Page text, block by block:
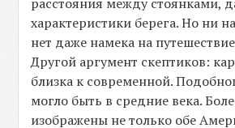
характеристики берега. Но ни
нет даже намека на
Другой аргумент скептиков:
близка к современной.
могло быть в средние века.
изображены не только обе